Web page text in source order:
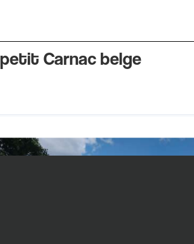
Carnac belge